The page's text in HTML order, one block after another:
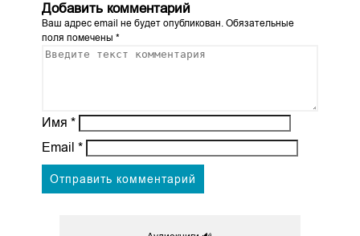
Добавить комментарий
Ваш адрес email не будет опубликован.Обязательные
поля помечены *
Имя *
Email *